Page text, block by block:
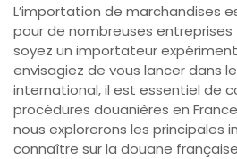
L’importation de marchandises
pour de nombreuses entreprises
soyez un importateur
envisagiez de vous lancer dans
international, il est essentiel de
procédures douanières en
nous explorerons les principales
connaître sur la douane